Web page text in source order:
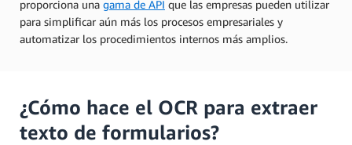
proporciona una gama de API que las empresas pueden utilizar
para simplificar aún más los procesos empresariales y
automatizar los procedimientos internos más amplios.
¿Cómo hace el OCR para extraer
texto de formularios?